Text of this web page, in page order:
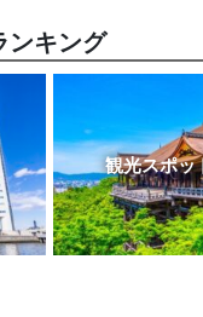
ンキング
観光スポッ